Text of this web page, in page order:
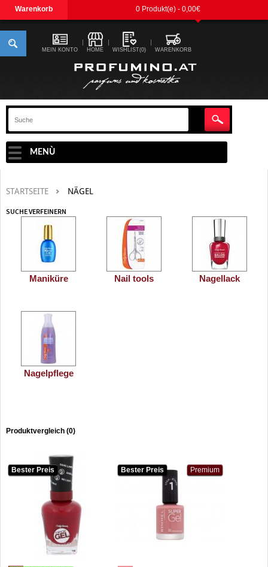
Warenkorb 0 Produkt(e) - 0,00€
MEIN KONTO HOME WISHLIST(0) WARENKORB
MENÙ
STARTSEITE NÄGEL
SUCHE VERFEINERN
Maniküre Nail tools Nagellack
Nagelpflege
Produktvergleich (0)
Bester Preis
Bester Preis Bester Preis Premium
Bester Preis Premium